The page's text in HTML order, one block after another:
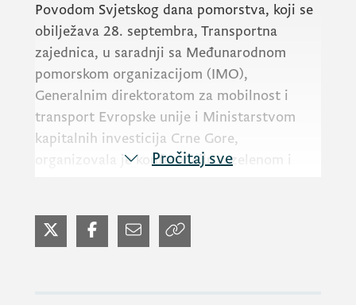
Povodom Svjetskog dana pomorstva, koji se
obilježava 28. septembra, Transportna
zajednica, u saradnji sa Međunarodnom
pomorskom organizacijom (IMO),
Generalnim direktoratom za mobilnost i
transport Evropske unije i Ministarstvom
kapitalnih investicija Crne Gore,
organizovala je konferenciju o zelenom i
Tehničkog odbora Transportne zajednice za
vodeni transport i multimodalnost.
Pročitaj sve